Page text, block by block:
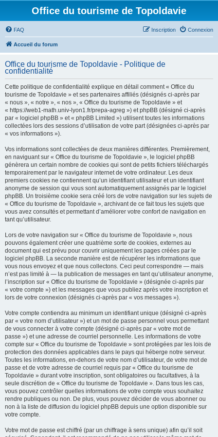
Office du tourisme de Topoldavie
FAQ Connexion
Inscription
Accueil du forum
Office du tourisme de Topoldavie - Politique de
confidentialité
Cette politique de confidentialité explique en détail comment « Office du
tourisme de Topoldavie » et ses partenaires affiliés (désignés ci-après par
« nous », « notre », « nos », « Office du tourisme de Topoldavie » et
« https://web1-math.univ-lyon1.fr/prepa-agreg ») et phpBB (désigné ci-après
par « logiciel phpBB » et « phpBB Limited ») utilisent toutes les informations
collectées lors des sessions d’utilisation de votre part (désignées ci-après par
« vos informations »).
Vos informations sont collectées de deux manières différentes. Premièrement,
en naviguant sur « Office du tourisme de Topoldavie », le logiciel phpBB
génèrera un certain nombre de cookies qui sont de petits fichiers téléchargés
temporairement par le navigateur internet de votre ordinateur. Les deux
premiers cookies ne contiennent qu’un identifiant utilisateur et un identifiant
anonyme de session qui vous sont automatiquement assignés par le logiciel
phpBB. Un troisième cookie sera créé lors de votre navigation sur les sujets de
« Office du tourisme de Topoldavie », archivant de ce fait tous les sujets que
vous avez consultés et permettant d’améliorer votre confort de navigation en
tant qu’utilisateur.
Lors de votre navigation sur « Office du tourisme de Topoldavie », nous
pouvons également créer une quatrième sorte de cookies, externes au
document qui est prévu pour couvrir uniquement les pages créées par le
logiciel phpBB. La seconde manière est de récupérer les informations que
vous nous envoyez et que nous collectons. Ceci peut correspondre — mais
n’est pas limité à — la publication de messages en tant qu’utilisateur anonyme,
l’inscription sur « Office du tourisme de Topoldavie » (désignée ci-après par
« votre compte ») et les messages que vous publiez après votre inscription et
lors de votre connexion (désignés ci-après par « vos messages »).
Votre compte contiendra au minimum un identifiant unique (désigné ci-après
par « votre nom d’utilisateur ») et un mot de passe personnel vous permettant
de vous connecter à votre compte (désigné ci-après par « votre mot de
passe ») et une adresse de courriel personnelle. Les informations de votre
compte sur « Office du tourisme de Topoldavie » sont protégées par les lois de
protection des données applicables dans le pays qui héberge notre serveur.
Toutes les informations, en-dehors de votre nom d’utilisateur, de votre mot de
passe et de votre adresse de courriel requis par « Office du tourisme de
Topoldavie » durant votre inscription, sont obligatoires ou facultatives, à la
seule discrétion de « Office du tourisme de Topoldavie ». Dans tous les cas,
vous pouvez contrôler quelles informations de votre compte vous souhaitez
rendre publiques ou non. De plus, vous pouvez décider de vous abonner ou
non à la liste de diffusion du logiciel phpBB depuis une option disponible sur
votre compte.
Votre mot de passe est chiffré (par un chiffrage à sens unique) afin qu’il soit